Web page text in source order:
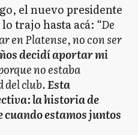
el nuevo presidente
trajo hasta acá: “De
en Platense, no con ser
decidí aportar mi
no estaba
del club.Esta
la historia de
cuando estamos juntos